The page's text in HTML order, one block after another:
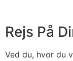
Rejs På
Ved du, hvor du